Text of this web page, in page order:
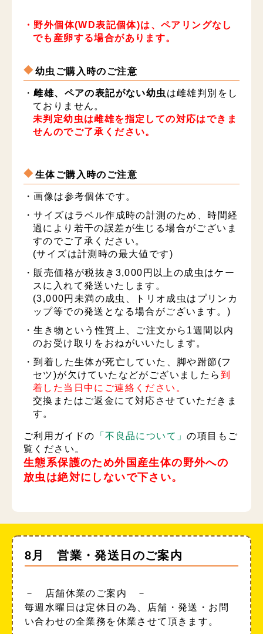
・野外個体(WD表記個体)は、ペアリングなし
でも産卵する場合があります。
幼虫ご購入時のご注意
・雌雄、ペアの表記がない幼虫 は雌雄判別をし
ておりません。
未判定幼虫は雌雄を指定しての対応はできま
せんのでご了承ください。
生体ご購入時のご注意
・画像は参考個体です。
・サイズはラベル作成時の計測のため、時間経
過により若干の誤差が生じる場合がございま
すのでご了承ください。
(サイズは計測時の最大値です)
・販売価格が税抜き3,000円以上の成虫はケー
スに入れて発送いたします。
(3,000円未満の成虫、トリオ成虫はプリンカ
ップ等での発送となる場合がございます。)
・生き物という性質上、ご注文から1週間以内
のお受け取りをおねがいいたします。
・到着した生体が死亡していた、脚や跗節(フ
セツ)が欠けていたなどがございましたら 到
着した当日中にご連絡ください。
交換またはご返金にて対応させていただきま
す。
ご利用ガイドの 「不良品について」の項目もご
覧ください。
生態系保護のため外国産生体の野外への
放虫は絶対にしないで下さい。
8月 営業・発送日のご案内
－ 店舗休業のご案内 －
毎週水曜日は定休日の為、店舗・発送・お問
い合わせの全業務を休業させて頂きます。